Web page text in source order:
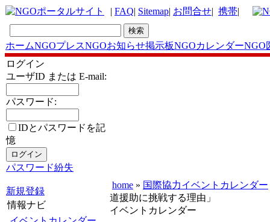
| FAQ| Sitemap| お問合せ| 携帯|
ホームNGOプレスNGOお知らせ掲示板NGOカレンダーNGO
ログイン
ユーザID または E-mail:
パスワード:
IDとパスワードを記
憶
パスワード紛失
新規登録
情報ナビ
home » 国際協力イベントカレンダー
道援助に挑戦する理由」
イベントカレンダー